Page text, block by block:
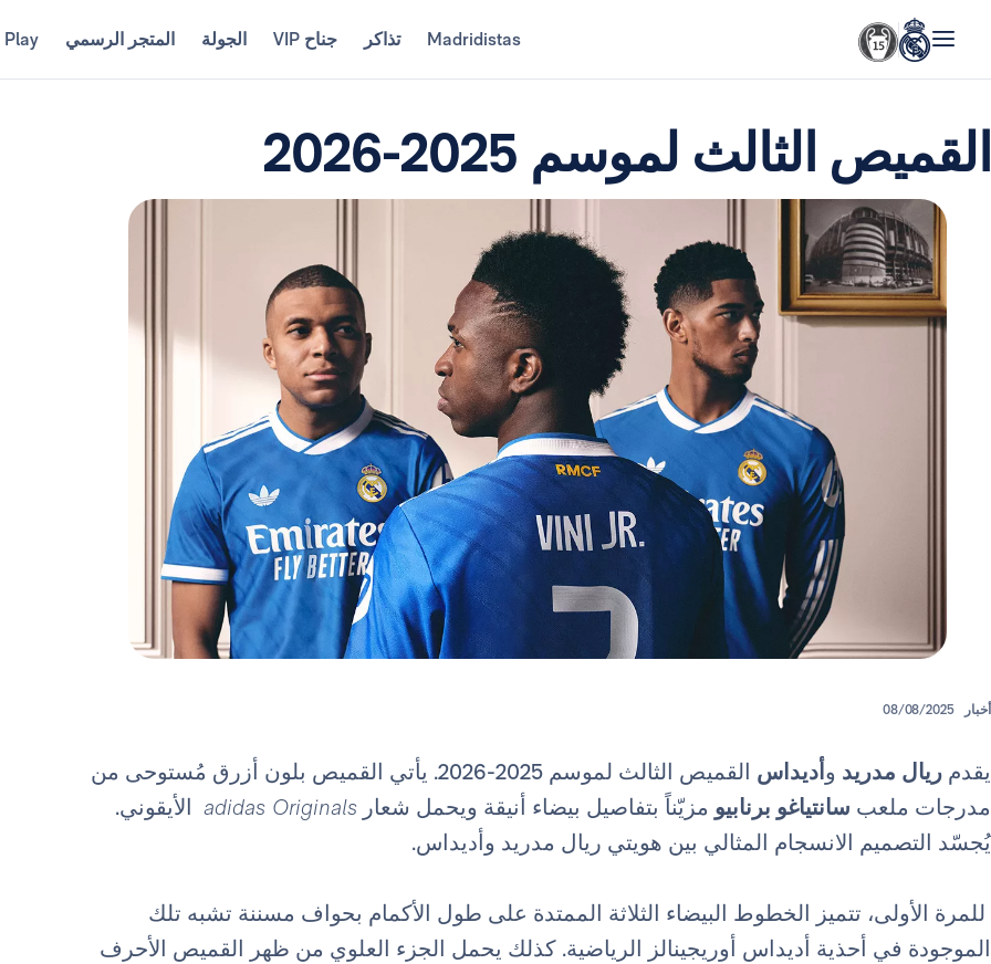
Madridistas تذاكر جناح VIP الجولة المتجر الرسمي Play
القميص الثالث لموسم 2025-2026
أخبار 08/08/2025
يقدم ريال مدريد و أديداس
القميص الثالث لموسم 2025-2026. يأتي القميص بلون أزرق مُستوحى من
مدرجات ملعب سانتياغو برنابيو مزيّناً بتفاصيل بيضاء أنيقة ويحمل شعار adidas Originals الأيقوني.
يُجسّد التصميم الانسجام المثالي بين هويتي ريال مدريد وأديداس.
للمرة الأولى، تتميز الخطوط البيضاء الثلاثة الممتدة على طول الأكمام بحواف مسننة تشبه تلك
الموجودة في أحذية أديداس أوريجينالز الرياضية. كذلك يحمل الجزء العلوي من ظهر القميص الأحرف